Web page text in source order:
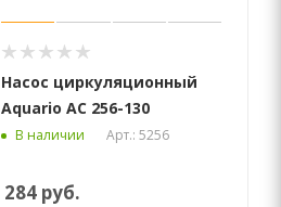
Насос циркуляционный
Aquario AC 256-130
В наличии Арт.: 5256
284 руб.